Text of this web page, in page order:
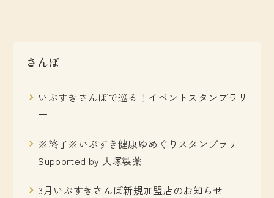
さんぽ
いぶすきさんぽで巡る！イベントスタンプラリ
ー
※終了※いぶすき健康ゆめぐりスタンプラリー
Supported by 大塚製薬
3月いぶすきさんぽ新規加盟店のお知らせ